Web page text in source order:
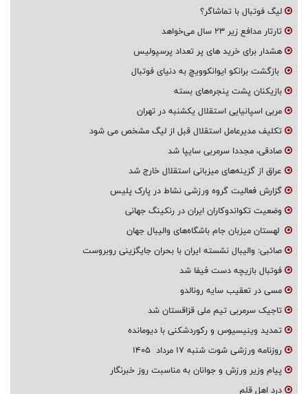
لیگ فوتبال با تماشاگر؟
تارتار مدافع زیر ۲۳ سال می‌خواهد
هشدار برای خرید های پر تعداد پرسپولیس
بازگشت برانکو ایوانکوویچ به دنیای فوتبال
بازیکنان پشت پنجره‌های بسته
مربی اسپانیایی استقلال یکشنبه در تهران
تکلیف مدیرعامل استقلال قبل از لیگ مشخص می شود
صادقی، مجددا سرمربی سایپا شد
عراق از گزینه‌های میزبانی استقلال خارج شد
گزارش فعالیت گروه ورزشی نشاط در پارک پلیس
وضعیت تکواندوکاران ایران در رنکینگ جهانی
لهستان میزبان جام باشگاه‌های والیبال جهان
صائبی: والیبال نشسته ایران با بحران جایگزینی روبروست
فوتبال بازیچه دست فیفا شد
مسی در تعقیب سایه رونالدو
تاجیک سرمربی تیم ملی قزاقستان شد
تمدید وینیسیوس و رکوردشکنی با دیومانده
روزنامه ورزشی شوت شنبه ۱۷ مرداد ۱۴۰۵
پیام وزیر ورزش و جوانان به مناسبت روز خبرنگار
درد اهل قلم